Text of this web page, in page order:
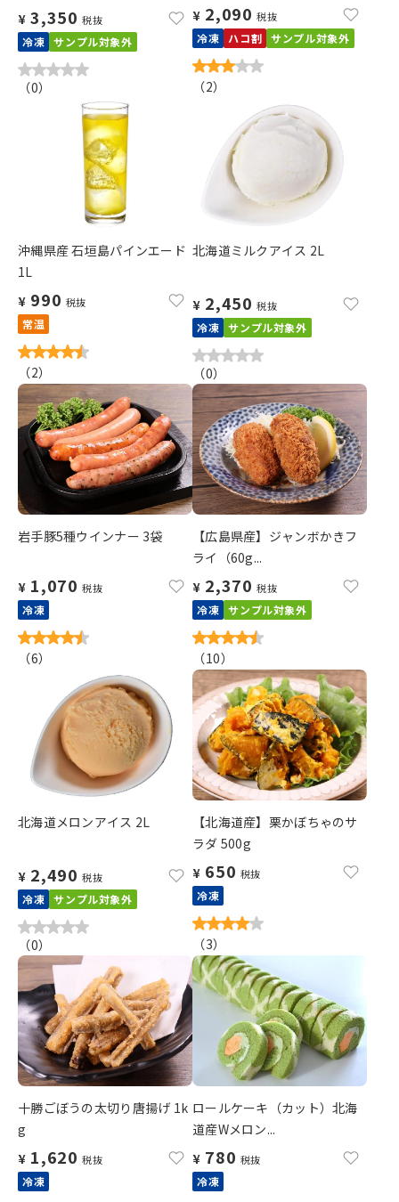
¥ 3,350 税抜
冷凍 サンプル対象外
（0）
¥ 2,090 税抜
冷凍 ハコ割 サンプル対象外
（2）
沖縄県産 石垣島パインエード
1L
¥ 990 税抜
常温
（2）
北海道ミルクアイス 2L
¥ 2,450 税抜
冷凍 サンプル対象外
（0）
岩手豚5種ウインナー 3袋
¥ 1,070 税抜
冷凍
（6）
【広島県産】ジャンボかきフ
ライ（60g...
¥ 2,370 税抜
冷凍 サンプル対象外
（10）
北海道メロンアイス 2L
¥ 2,490 税抜
冷凍 サンプル対象外
（0）
【北海道産】栗かぼちゃのサ
ラダ 500g
¥ 650 税抜
冷凍
（3）
十勝ごぼうの太切り唐揚げ 1k
g
¥ 1,620 税抜
冷凍
ロールケーキ（カット）北海
道産Wメロン...
¥ 780 税抜
冷凍